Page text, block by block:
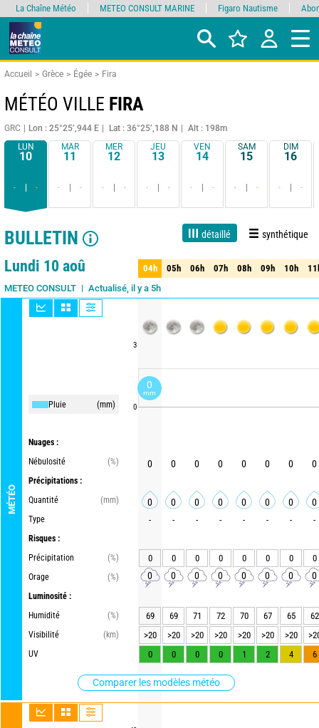
Accueil Grèce Égée Fira
MÉTÉO VILLE FIRA
GRC Lon : 25°25’,944 E Lat : 36°25’,188 N
Alt : 198m
LUN
10
- -
MAR
11
- -
MER
12
- -
JEU
13
- -
VEN
14
- -
SAM
15
- -
DIM
16
- -
BULLETIN détaillé synthétique
1 jour 3 jours 7 jours 15 jours Fiabilité 85%
Lundi 10 aoû
METEO CONSULT Actualisé, il y a 5h
MÉTÉO
Pluie (mm)
Nuages :
Nébulosité
(%)
Précipitations :
Quantité
(mm)
Type
Risques :
Précipitation
(%)
Orage
(%)
Luminosité :
Humidité
(%)
Visibilité
(km)
UV
Comparer les modèles météo
3
0
04h 05h 06h 07h 08h 09h 10h
04h 05h 06h 07h 08h 09h 10h
0 0 0 0 0 0 0 0
0 0 0 0 0 0 0 0
- - - - - - - -
0 0 0 0 0 0 0 0
0 0 0 0 0 0 0 0
69 69 71 72 70 67 65
62
>20
>20 >20 >20 >20 >20 >20
0
0 0 0 1 2 4 6
La Chaîne Météo METEO CONSULT MARINE Figaro Nautisme
0
mm